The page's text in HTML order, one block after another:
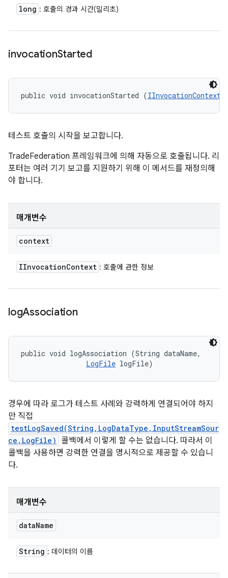
long : 호출의 경과 시간(밀리초)
invocationStarted
public void invocationStarted (IInvocationContext
테스트 호출의 시작을 보고합니다.
TradeFederation 프레임워크에 의해 자동으로 호출됩니다. 리
포터는 여러 기기 보고를 지원하기 위해 이 메서드를 재정의해
야 합니다.
매개변수
context
IInvocationContext : 호출에 관한 정보
logAssociation
public void logAssociation (String dataName,
LogFile logFile)
경우에 따라 로그가 테스트 사례와 강력하게 연결되어야 하지
만 직접
testLogSaved(String,LogDataType,InputStreamSour
ce,LogFile)
콜백에서 이렇게 할 수는 없습니다. 따라서 이
콜백을 사용하면 강력한 연결을 명시적으로 제공할 수 있습니
다.
매개변수
dataName
String : 데이터의 이름